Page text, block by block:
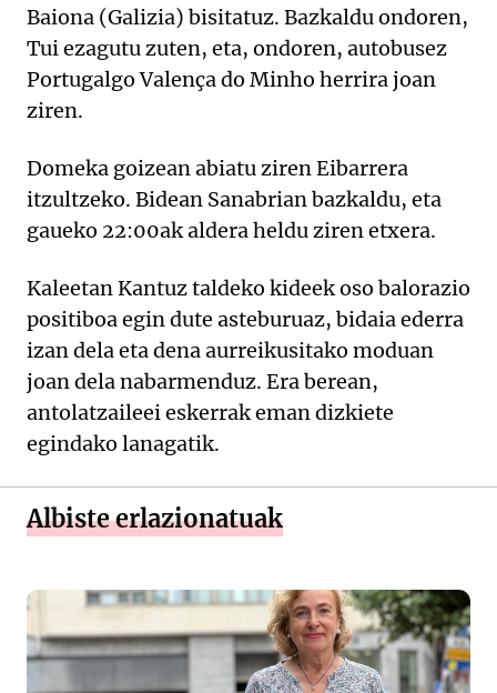
Baiona (Galizia) bisitatuz. Bazkaldu ondoren,
Tui ezagutu zuten, eta, ondoren, autobusez
Portugalgo Valença do Minho herrira joan
ziren.
Domeka goizean abiatu ziren Eibarrera
itzultzeko. Bidean Sanabrian bazkaldu, eta
gaueko 22:00ak aldera heldu ziren etxera.
Kaleetan Kantuz taldeko kideek oso balorazio
positiboa egin dute asteburuaz, bidaia ederra
izan dela eta dena aurreikusitako moduan
joan dela nabarmenduz. Era berean,
antolatzaileei eskerrak eman dizkiete
egindako lanagatik.
Albiste erlazionatuak